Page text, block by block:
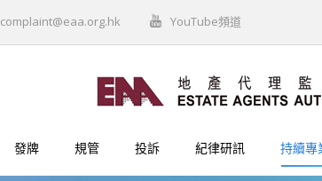
complaint@eaa.org.hk YouTube頻道
發牌 規管 投訴 紀律研訊 持續專